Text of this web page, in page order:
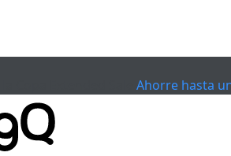
Ahorre hasta